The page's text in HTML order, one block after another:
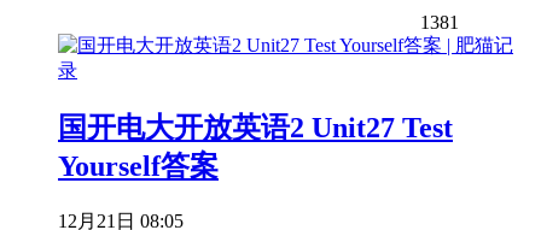
1381
国开电大开放英语2 Unit27 Test
Yourself答案
12月21日 08:05